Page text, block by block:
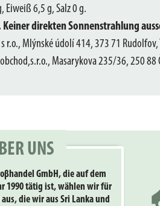
Eiweiß 6,5 g, Salz 0 g.
direkten Sonnenstrahlung
s r.o., Mlýnské údolí 414, 373 71 Rudolfov,
Masarykova 235/36, 250
UNS
GmbH, die auf dem
1990 tätig ist, wählen wir für
die wir aus Sri Lanka und